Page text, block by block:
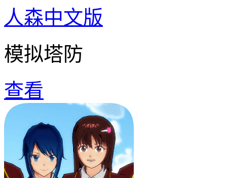
人森中文版
模拟塔防
查看